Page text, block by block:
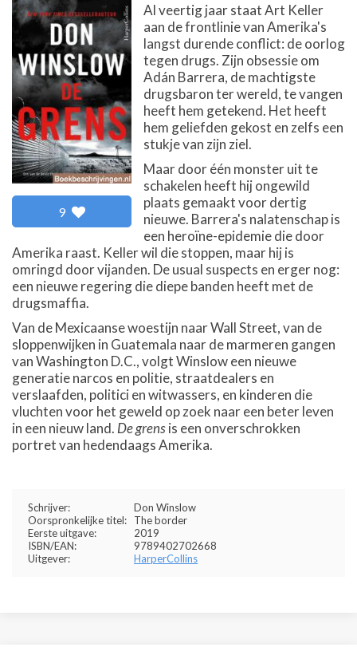
9
Al veertig jaar staat Art Keller
aan de frontlinie van Amerika's
langst durende conflict: de oorlog
tegen drugs. Zijn obsessie om
Adán Barrera, de machtigste
drugsbaron ter wereld, te vangen
heeft hem getekend. Het heeft
hem geliefden gekost en zelfs een
stukje van zijn ziel.
Maar door één monster uit te
schakelen heeft hij ongewild
plaats gemaakt voor dertig
nieuwe. Barrera's nalatenschap is
een heroïne-epidemie die door
Amerika raast. Keller wil die stoppen, maar hij is
omringd door vijanden. De usual suspects en erger nog:
een nieuwe regering die diepe banden heeft met de
drugsmaffia.
Van de Mexicaanse woestijn naar Wall Street, van de
sloppenwijken in Guatemala naar de marmeren gangen
van Washington D.C., volgt Winslow een nieuwe
generatie narcos en politie, straatdealers en
verslaafden, politici en witwassers, en kinderen die
vluchten voor het geweld op zoek naar een beter leven
in een nieuw land. De grensis een onverschrokken
portret van hedendaags Amerika.
Schrijver:
Don Winslow
Oorspronkelijke titel:
The border
Eerste uitgave:
2019
ISBN/EAN:
9789402702668
Uitgever:
HarperCollins